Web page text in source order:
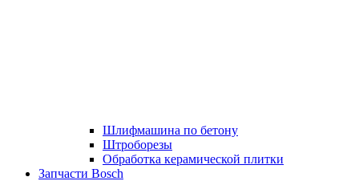
Шлифмашина по бетону
Штроборезы
Обработка керамической плитки
Запчасти Bosch